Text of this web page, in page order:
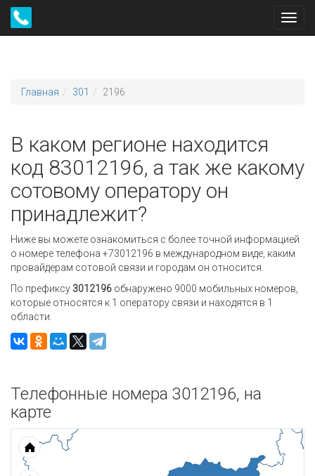
Главная 301 2196
В каком регионе находится
код 83012196, а так же какому
сотовому оператору он
принадлежит?
Ниже вы можете ознакомиться с более точной информацией
о номере телефона +73012196 в международном виде, каким
провайдерам сотовой связи и городам он относится.
По префиксу 3012196 обнаружено 9000 мобильных номеров,
которые относятся к 1 оператору связи и находятся в 1
области.
Телефонные номера 3012196, на
карте